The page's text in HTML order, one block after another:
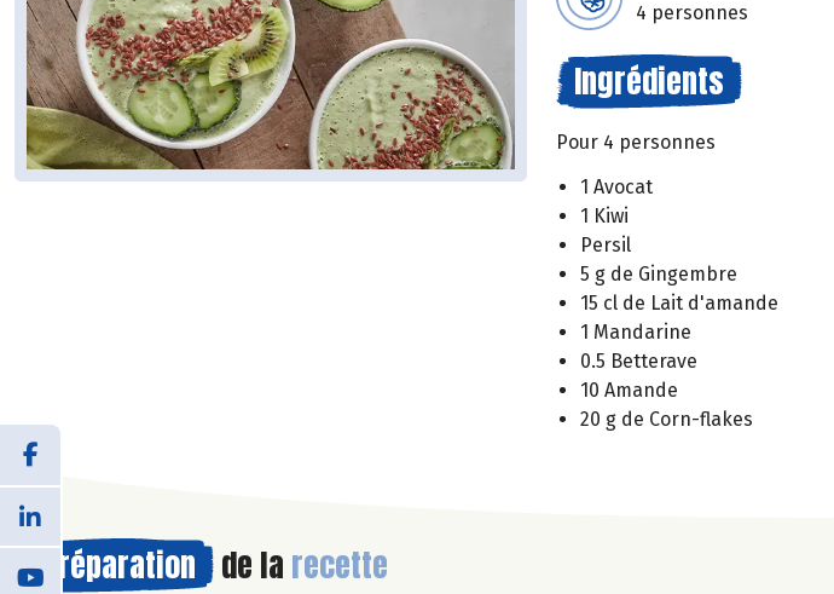
4 personnes
Ingrédients
Pour 4 personnes
1 Avocat
1 Kiwi
Persil
5 g de Gingembre
15 cl de Lait d'amande
1 Mandarine
0.5 Betterave
10 Amande
20 g de Corn-flakes
Préparation de la recette